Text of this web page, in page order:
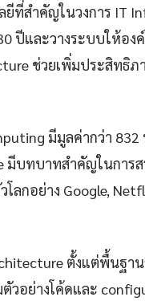
ยีที่สำคัญในวงการ IT
ปีและวางระบบให้อง
ช่วยเพิ่มประสิทธิ
มีมูลค่ากว่า
มีบทบาทสำคัญในการ
ลกอย่าง Google,
ตั้งแต่พื้นฐา
วอย่างโค้ดและ